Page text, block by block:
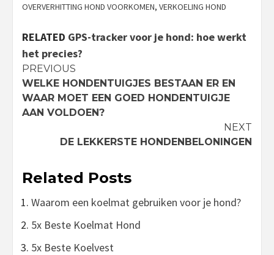
OVERVERHITTING HOND VOORKOMEN, VERKOELING HOND
RELATED GPS-tracker voor je hond: hoe werkt
het precies?
Continue
Reading
PREVIOUS
WELKE HONDENTUIGJES BESTAAN ER EN
WAAR MOET EEN GOED HONDENTUIGJE
AAN VOLDOEN?
NEXT
DE LEKKERSTE HONDENBELONINGEN
Related Posts
Waarom een koelmat gebruiken voor je hond?
5x Beste Koelmat Hond
5x Beste Koelvest